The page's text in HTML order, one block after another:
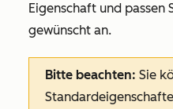
Eigenschaft und passen
gewünscht an.
Bitte beachten: Sie